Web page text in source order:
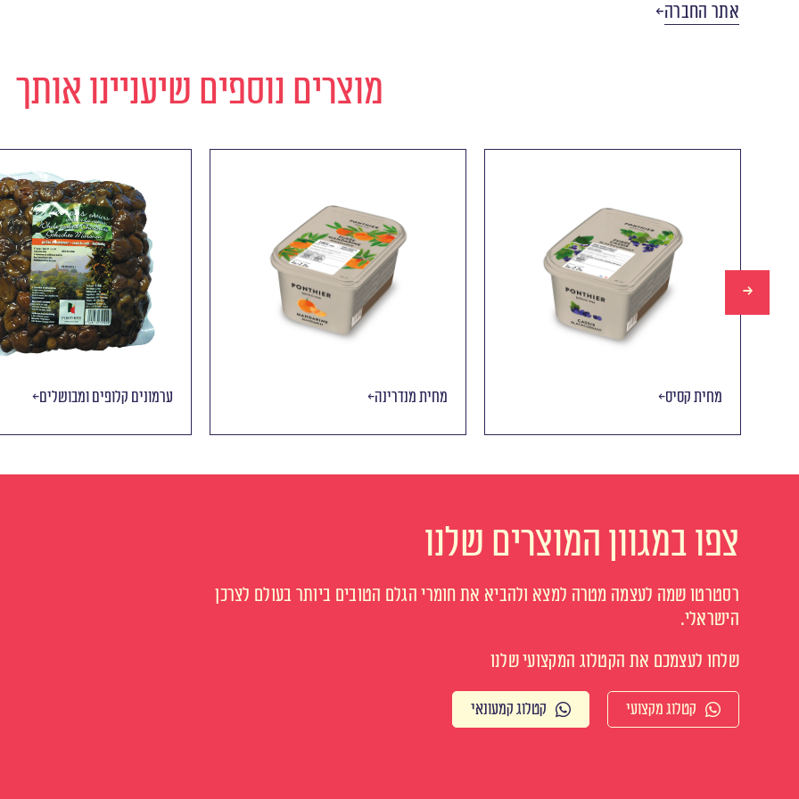
אתר החברה
מוצרים נוספים שיעניינו אותך
ערמונים קלופים ומבושלים מחית מנדרינה מחית קסיס
צפו במגוון המוצרים שלנו
רסטרטו שמה לעצמה מטרה למצא ולהביא את חומרי הגלם הטובים ביותר בעולם לצרכן
הישראלי.
שלחו לעצמכם את הקטלוג המקצועי שלנו
קטלוג מקצועי קטלוג קמעונאי